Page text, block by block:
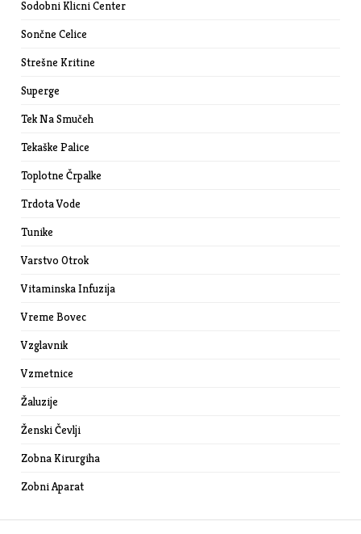
Sodobni Klicni Center
Sončne Celice
Strešne Kritine
Superge
Tek Na Smučeh
Tekaške Palice
Toplotne Črpalke
Trdota Vode
Tunike
Varstvo Otrok
Vitaminska Infuzija
Vreme Bovec
Vzglavnik
Vzmetnice
Žaluzije
Ženski Čevlji
Zobna Kirurgiha
Zobni Aparat